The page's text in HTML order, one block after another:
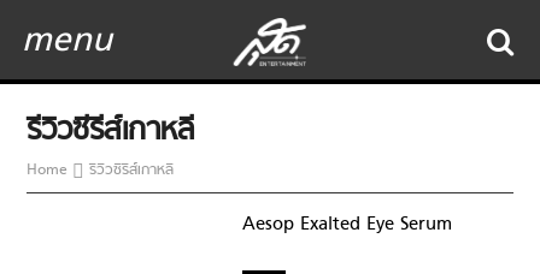
menu
รีวิวซีรีส์เกาหลี
Home รีวิวซีรีส์เกาหลี
Aesop Exalted Eye Serum